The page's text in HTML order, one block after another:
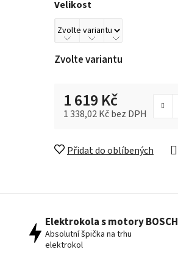
Velikost
Zvolte variantu
1 619 Kč
1 338,02 Kč bez DPH
Přidat do oblíbených
Elektrokola s motory BOSCH
Absolutní špička na trhu
elektrokol